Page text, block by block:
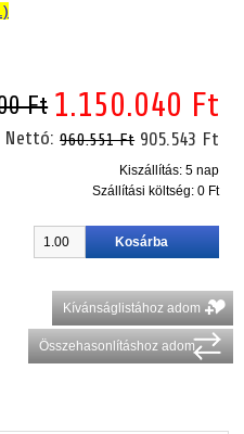
Ft 1.150.040 Ft
Nettó:960.551 Ft 905.543 Ft
Kiszállítás: 5 nap
Szállítási költség: 0 Ft
Kívánságlistához adom
Összehasonlításhoz adom